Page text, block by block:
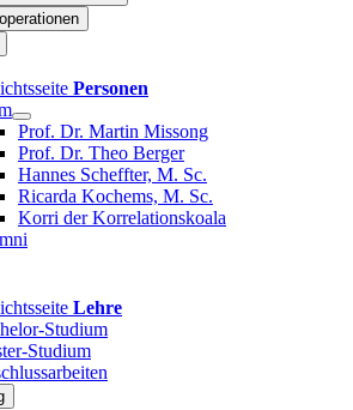
Personen
Prof. Dr. Martin Missong
Prof. Dr. Theo Berger
Hannes Scheffter, M. Sc.
Ricarda Kochems, M. Sc.
Korri der Korrelationskoala
Lehre
Studium
Studium